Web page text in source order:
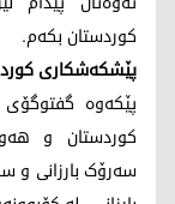
کوردستان بکەم.
پێشکەشکاری
پێکەوە
کوردستان و
سەرۆک بارزانی